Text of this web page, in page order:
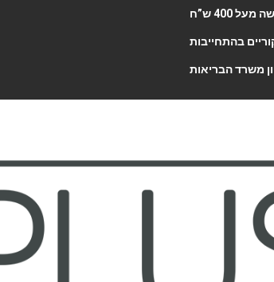
400 ש”ח
בהתחייבות
משרד הבריאות